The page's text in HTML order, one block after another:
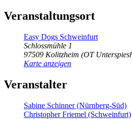
Veranstaltungsort
Easy Dogs Schweinfurt
Schlossmühle 1
97509 Kolitzheim (OT
Karte anzeigen
Veranstalter
Sabine Schinner (Nürnberg-Süd)
Christopher Friemel (Schweinfurt)